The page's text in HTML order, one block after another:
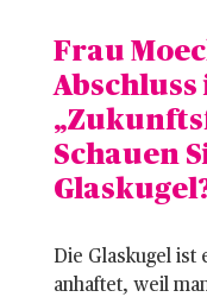
Frau
Abschluss
Schauen
Die Glaskugel ist
anhaftet, weil